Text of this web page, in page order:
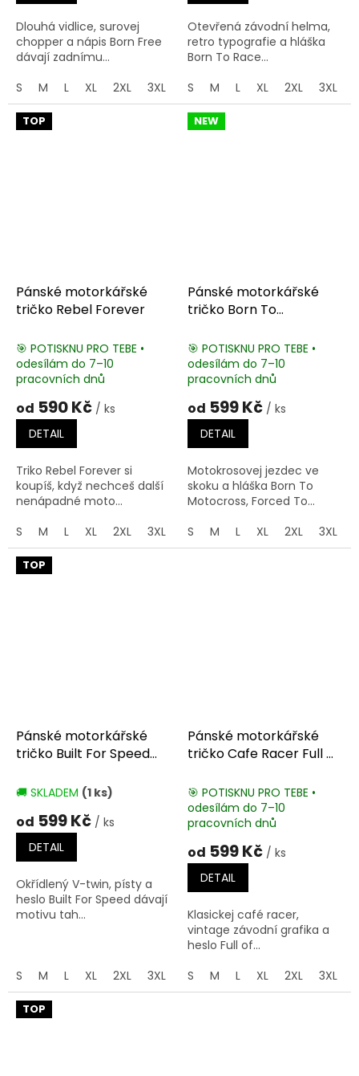
Dlouhá vidlice, surovej
chopper a nápis Born Free
dávají zadnímu...
S
M L XL 2XL 3XL 4XL 5XL
Otevřená závodní helma,
retro typografie a hláška
Born To Race...
S
M L XL 2XL 3XL
TOP
Pánské motorkářské
tričko Rebel Forever
🎯 POTISKNU PRO TEBE •
odesílám do 7–10
pracovních dnů
od 590 Kč / ks
DETAIL
Triko Rebel Forever si
koupíš, když nechceš další
nenápadné moto...
S
M L XL 2XL 3XL 4XL 5XL
NEW
Pánské motorkářské
tričko Born To
🎯 POTISKNU PRO TEBE •
odesílám do 7–10
pracovních dnů
od 599 Kč / ks
DETAIL
Motokrosovej jezdec ve
skoku a hláška Born To
Motocross, Forced To...
S
M L XL 2XL 3XL
TOP
Pánské motorkářské
tričko Built For Speed
🚚 SKLADEM (1 ks)
od 599 Kč / ks
DETAIL
Okřídlený V-twin, písty a
heslo Built For Speed dávají
motivu tah...
S M L XL 2XL 3XL 4XL 5XL
Pánské motorkářské
tričko Cafe Racer Full Of
🎯 POTISKNU PRO TEBE •
odesílám do 7–10
pracovních dnů
od 599 Kč / ks
DETAIL
Klasickej café racer,
vintage závodní grafika a
heslo Full of...
S
M L XL 2XL 3XL
TOP